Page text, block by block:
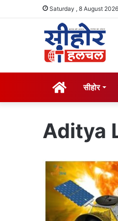
Saturday , 8 August 2026
सीहोर
Aditya